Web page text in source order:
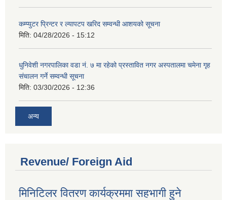
कम्प्युटर प्रिन्टर र ल्यापटप खरिद सम्वन्धी आशयको सूचना
मिति: 04/28/2026 - 15:12
धुनिवेशी नगरपालिका वडा नं. ७ मा रहेको प्रस्तावित नगर अस्पतालमा चमेना गृह
संचालन गर्ने सम्वन्धी सूचना
मिति: 03/30/2026 - 12:36
अन्य
Revenue/ Foreign Aid
मिनिटिलर वितरण कार्यक्रममा सहभागी हुने